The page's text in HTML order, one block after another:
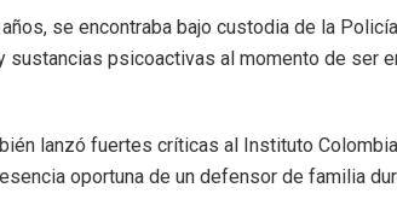
se encontraba bajo custodia de la
psicoactivas al momento de ser
lanzó fuertes críticas al Instituto
oportuna de un defensor de familia